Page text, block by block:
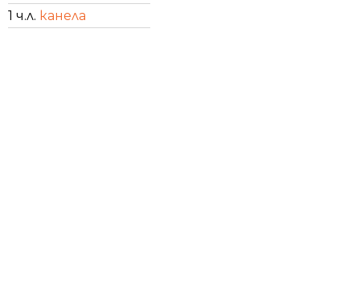
1 ч.л. канела